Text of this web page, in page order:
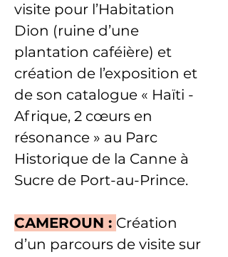
visite pour l’Habitation
Dion (ruine d’une
plantation caféière) et
création de l’exposition et
de son catalogue « Haïti -
Afrique, 2 cœurs en
résonance » au Parc
Historique de la Canne à
Sucre de Port-au-Prince.
CAMEROUN : Création
d’un parcours de visite sur